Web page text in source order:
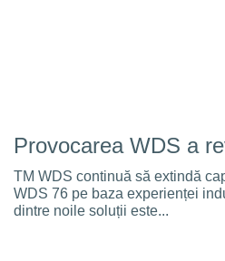
Provocarea WDS a
TM WDS continuă să extindă
WDS 76 pe baza experienței
dintre noile soluții este...